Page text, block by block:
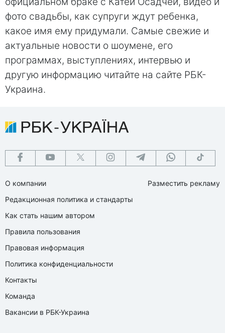
фото свадьбы, как супруги ждут ребенка,
какое имя ему придумали. Самые свежие и
актуальные новости о шоумене, его
программах, выступлениях, интервью и
другую информацию читайте на сайте РБК-
Украина.
О компании
Редакционная политика и стандарты
Как стать нашим автором
Правила пользования
Правовая информация
Политика конфиденциальности
Контакты
Команда
Вакансии в РБК-Украина
Разместить рекламу